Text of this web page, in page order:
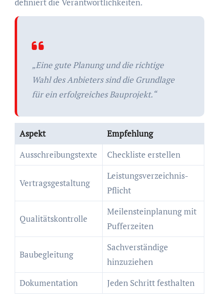
„Eine gute Planung und die richtige
Wahl des Anbieters sind die Grundlage
für ein erfolgreiches Bauprojekt.“
Aspekt
Empfehlung
Ausschreibungstexte
Checkliste erstellen
Vertragsgestaltung
Leistungsverzeichnis-
Pflicht
Qualitätskontrolle
Meilensteinplanung mit
Pufferzeiten
Baubegleitung
Sachverständige
hinzuziehen
Dokumentation
Jeden Schritt festhalten